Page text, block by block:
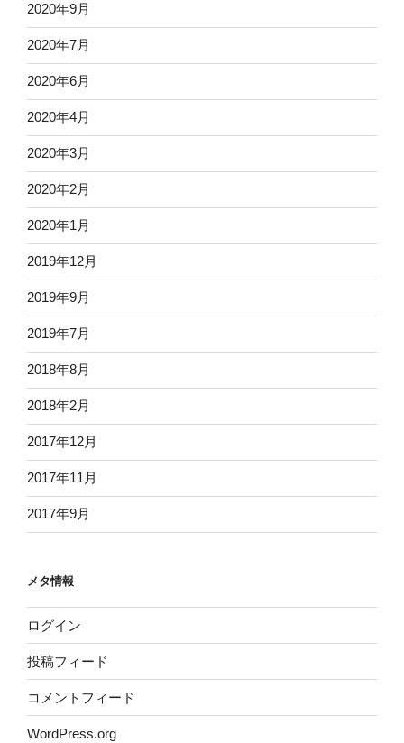
2020年9月
2020年7月
2020年6月
2020年4月
2020年3月
2020年2月
2020年1月
2019年12月
2019年9月
2019年7月
2018年8月
2018年2月
2017年12月
2017年11月
2017年9月
メタ情報
ログイン
投稿フィード
コメントフィード
WordPress.org